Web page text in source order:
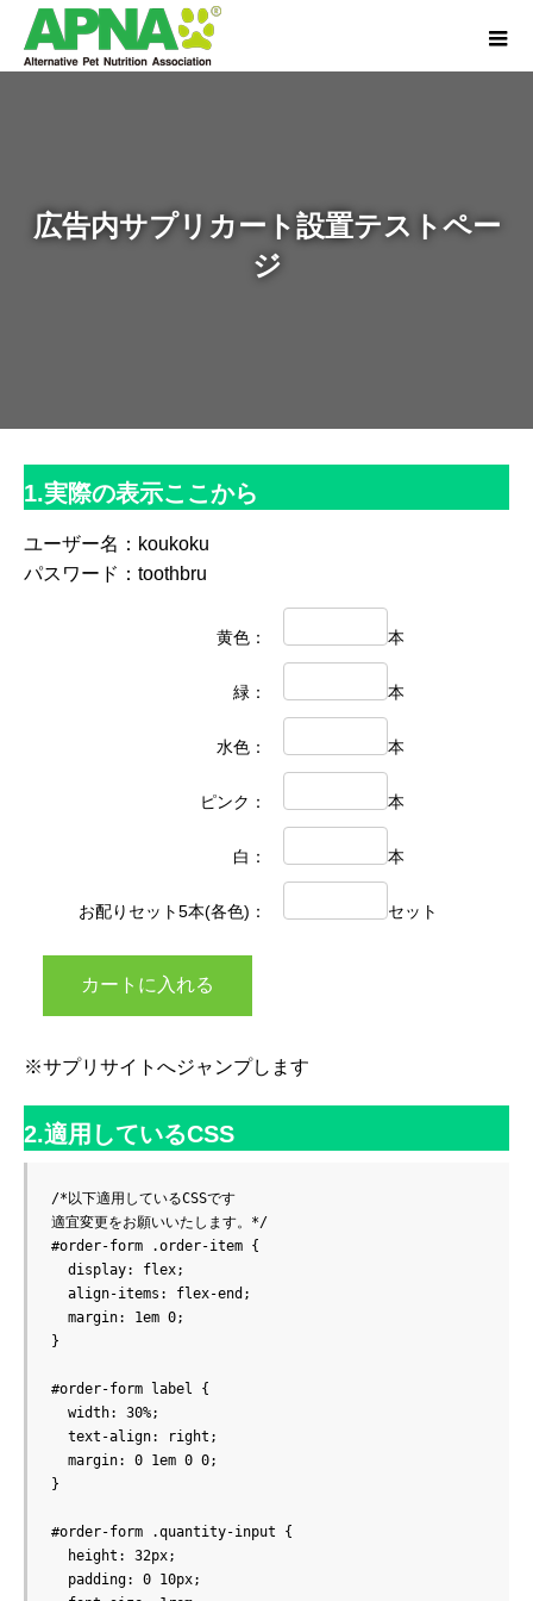
広告内サプリカート設置テストペー
ジ
1.実際の表示ここから
ユーザー名：koukoku
パスワード：toothbru
黄色： 本
緑： 本
水色： 本
ピンク： 本
白： 本
お配りセット5本(各色)： セット
※サプリサイトへジャンプします
2.適用しているCSS
/*以下適用しているCSSです
適宜変更をお願いいたします。*/
#order-form .order-item {
}
#order-form label {
}
#order-form .quantity-input {